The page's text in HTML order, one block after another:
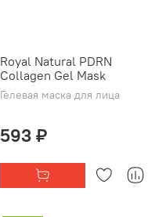
Royal Natural PDRN
Collagen Gel Mask
Гелевая маска для лица
593 ₽